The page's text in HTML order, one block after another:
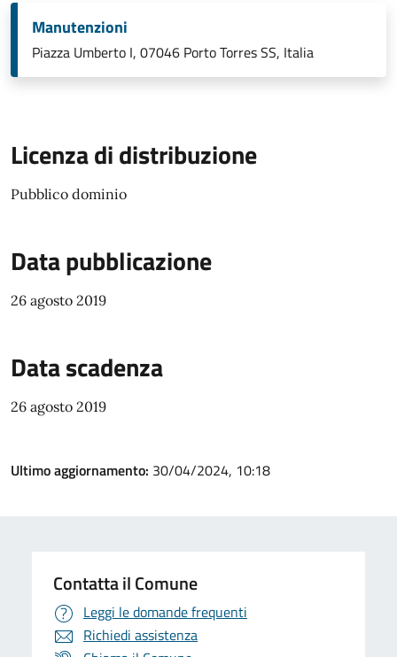
Manutenzioni
Piazza Umberto I, 07046 Porto Torres SS, Italia
Licenza di distribuzione
Pubblico dominio
Data pubblicazione
26 agosto 2019
Data scadenza
26 agosto 2019
Ultimo aggiornamento: 30/04/2024, 10:18
Contatta il Comune
Leggi le domande frequenti
Richiedi assistenza